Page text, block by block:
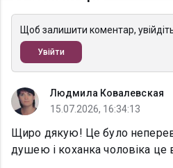
Щоб залишити коментар,
Увійти
Людмила Ковалевская
15.07.2026, 16:34:13
Щиро дякую! Це було
душею і коханка чоловіка це